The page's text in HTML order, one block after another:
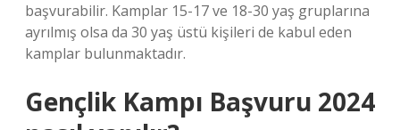
başvurabilir. Kamplar 15-17 ve 18-30 yaş gruplarına
ayrılmış olsa da 30 yaş üstü kişileri de kabul eden
kamplar bulunmaktadır.
Gençlik Kampı Başvuru 2024